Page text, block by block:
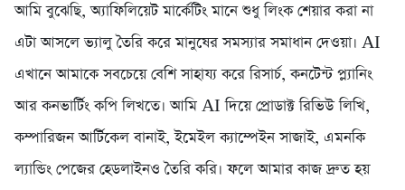
আমি বুঝেছি, অ্যাফিলিয়েট মার্কেটিং মানে শুধু লিংক শেয়ার করা না
এটা আসলে ভ্যালু তৈরি করে মানুষের সমস্যার সমাধান দেওয়া। AI
এখানে আমাকে সবচেয়ে বেশি সাহায্য করে রিসার্চ, কনটেন্ট প্ল্যানিং
আর কনভার্টিং কপি লিখতে। আমি AI দিয়ে প্রোডাক্ট রিভিউ লিখি,
কম্পারিজন আর্টিকেল বানাই, ইমেইল ক্যাম্পেইন সাজাই, এমনকি
ল্যান্ডিং পেজের হেডলাইনও তৈরি করি। ফলে আমার কাজ দ্রুত হয়